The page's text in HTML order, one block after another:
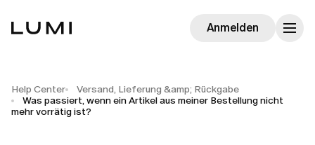
Anmelden
Help Center
Versand, Lieferung &amp; Rückgabe
Was passiert, wenn ein Artikel aus meiner Bestellung nicht
mehr vorrätig ist?